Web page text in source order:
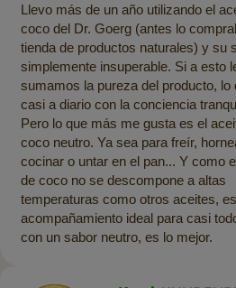
Llevo más de un año utilizando el
coco del Dr. Goerg (antes lo
tienda de productos naturales) y su
simplemente insuperable. Si a esto
sumamos la pureza del producto, lo
casi a diario con la conciencia
Pero lo que más me gusta es el
coco neutro. Ya sea para freír,
cocinar o untar en el pan... Y como
de coco no se descompone a altas
temperaturas como otros aceites,
acompañamiento ideal para casi
con un sabor neutro, es lo mejor.